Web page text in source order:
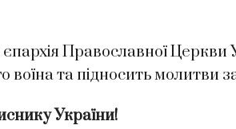
Православної Церкви
воїна та підносить молитви
України!